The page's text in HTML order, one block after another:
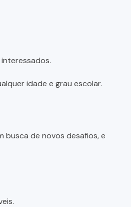
idade e grau escolar.
busca de novos desafios, e